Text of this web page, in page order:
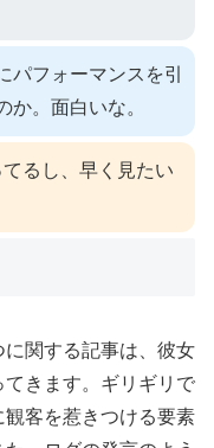
パフォーマンスを引
か。面白いな。
るし、早く見たい
関する記事は、彼女
きます。ギリギリで
客を惹きつける要素